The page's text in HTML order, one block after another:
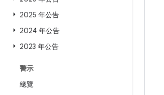
2025 年公告
2024 年公告
2023 年公告
警示
總覽